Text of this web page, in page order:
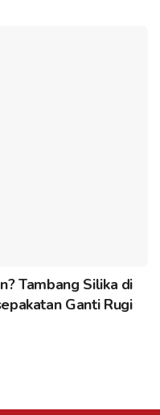
Tambang Silika di
Ganti Rugi